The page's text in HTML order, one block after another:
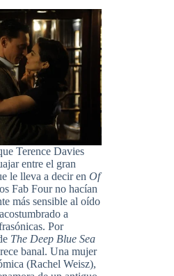
Terence Davies
entre el gran
le lleva a decir en Of
Fab Four no hacían
más sensible al oído
a
Por
The Deep Blue Sea
banal. Una mujer
(Rachel Weisz),